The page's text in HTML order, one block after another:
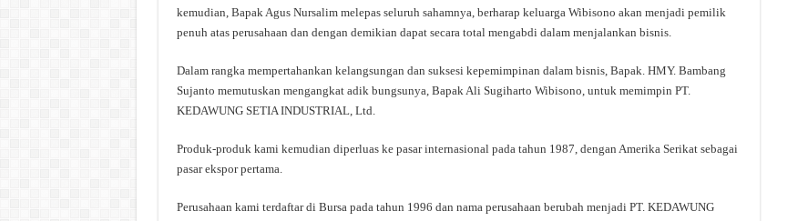
kemudian, Bapak Agus Nursalim melepas seluruh sahamnya, berharap keluarga Wibisono akan menjadi pemilik
penuh atas perusahaan dan dengan demikian dapat secara total mengabdi dalam menjalankan bisnis.
Dalam rangka mempertahankan kelangsungan dan suksesi kepemimpinan dalam bisnis, Bapak. HMY. Bambang
Sujanto memutuskan mengangkat adik bungsunya, Bapak Ali Sugiharto Wibisono, untuk memimpin PT.
KEDAWUNG SETIA INDUSTRIAL, Ltd.
Produk-produk kami kemudian diperluas ke pasar internasional pada tahun 1987, dengan Amerika Serikat sebagai
pasar ekspor pertama.
Perusahaan kami terdaftar di Bursa pada tahun 1996 dan nama perusahaan berubah menjadi PT. KEDAWUNG